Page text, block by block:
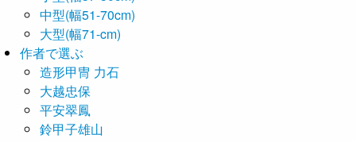
中型(幅51-70cm)
大型(幅71-cm)
作者で選ぶ
造形甲冑 力石
大越忠保
平安翠鳳
鈴甲子雄山